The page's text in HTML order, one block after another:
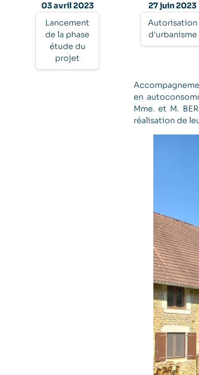
03 avril 2023
Lancement
de la phase
étude du
projet
27 juin 2023
Autorisation
d'urbanisme
en
Mme. et M.
réalisation de